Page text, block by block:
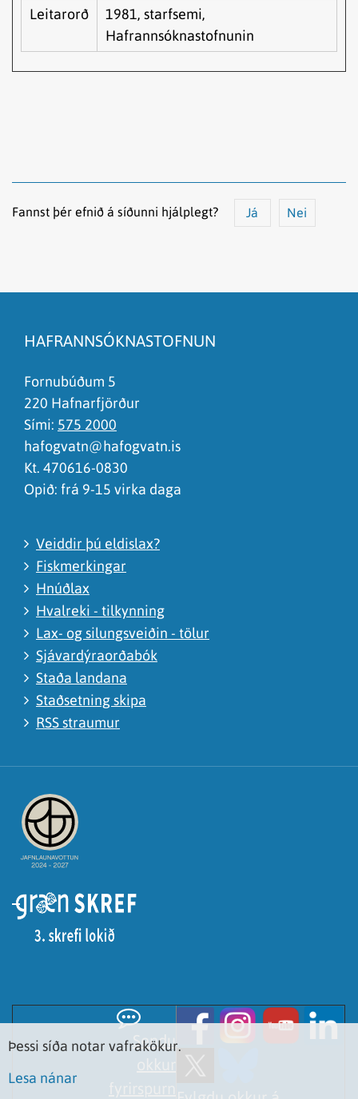
Leitarorð
1981, starfsemi,
Hafrannsóknastofnunin
Fannst þér efnið á síðunni hjálplegt? Já Nei
Það er of mikið efni á síðunni
Ég skil ekki efnið, finnst það of flókið
HAFRANNSÓKNASTOFNUN
Fornubúðum 5
220 Hafnarfjörður
Sími: 575 2000
hafogvatn@hafogvatn.is
Kt. 470616-0830
Opið: frá 9-15 virka daga
Veiddir þú eldislax?
Fiskmerkingar
Hnúðlax
Hvalreki - tilkynning
Lax- og silungsveiðin - tölur
Sjávardýraorðabók
Staða landana
Staðsetning skipa
RSS straumur
Sendu
Þessi síða notar vafrakökur.
Lesa nánar